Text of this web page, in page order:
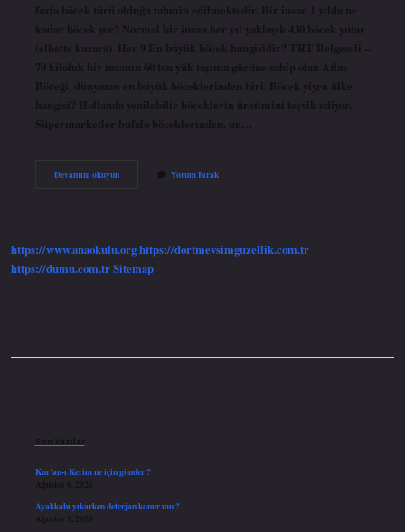
fazla böcek türü olduğu tahmin edilmektedir. Bir insan 1 yılda ne
kadar böcek yer? Normal bir insan her yıl yaklaşık 430 böcek yutar
(elbette kazara). Her 9 En büyük böcek hangisidir? TRT Belgeseli –
70 kiloluk bir insanın 60 ton yük taşıma gücüne sahip olan Atlas
Böceği, dünyanın en büyük böceklerinden biri. Böcek yiyen ülke
hangisi? Hollanda yenilebilir böceklerin üretimini teşvik ediyor.
Süpermarketler bufalo böceklerinden, un…
Devamını okuyunDünya
Yorum Bırak
https://www.anaokulu.orghttps://dortmevsimguzellik.com.tr
https://dumu.com.trSitemap
Son Yazılar
Kur’an-ı Kerim ne için gönder ?
Ağustos 6, 2026
Ayakkabı yıkarken deterjan konur mu ?
Ağustos 5, 2026